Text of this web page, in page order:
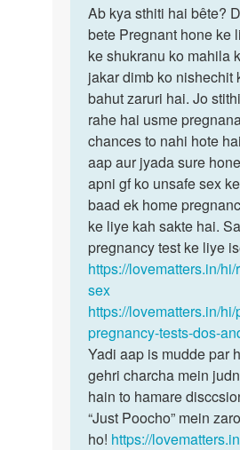
to
Mam
gf
ke
sath
kiss
krte…
by
Lucky
Ab
kya
sthiti
hai
bête?…
Ab kya sthiti hai bête?
bete Pregnant hone ke
ke shukranu ko mahila
jakar dimb ko nishechit
bahut zaruri hai. Jo
rahe hai usme
chances to nahi hote
aap aur jyada sure
apni gf ko unsafe sex
baad ek home
ke liye kah sakte hai.
pregnancy test ke liye
https://lovematters.in/
sex
https://lovematters.in/
pregnancy-tests-dos-
Yadi aap is mudde par
gehri charcha mein
hain to hamare
“Just Poocho” mein
ho! https://